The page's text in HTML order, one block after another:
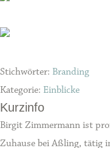
Stichwörter: Branding
Kategorie: Einblicke
Kurzinfo
Birgit Zimmermann ist
Zuhause bei Aßling, tätig